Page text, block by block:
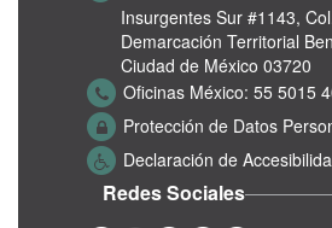
Insurgentes Sur #1143,
Demarcación Territorial
Ciudad de México 03720
Oficinas México: 55 5015
Protección de Datos
Declaración de
Redes Sociales